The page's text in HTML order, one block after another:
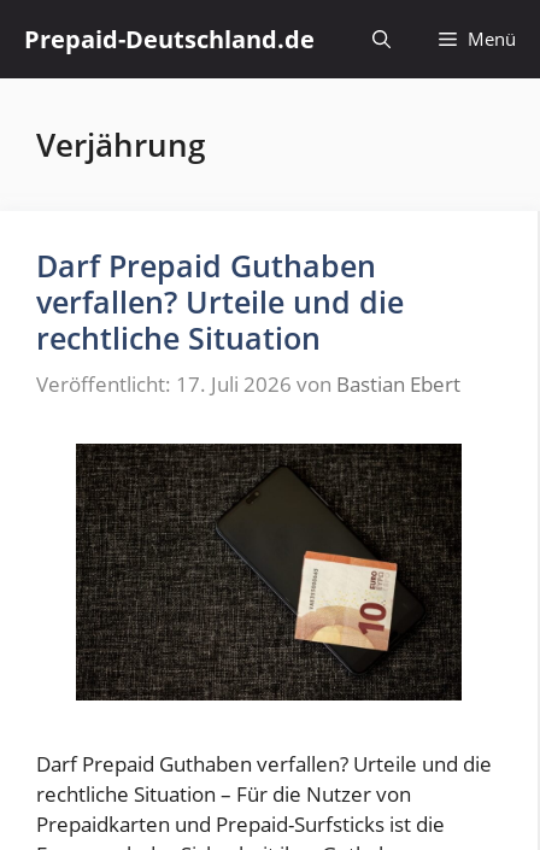
Inhalt
springen
Prepaid-Deutschland.de Menü
Verjährung
Darf Prepaid Guthaben
verfallen? Urteile und die
rechtliche Situation
Veröffentlicht: 17. Juli 2026 von Bastian Ebert
Darf Prepaid Guthaben verfallen? Urteile und die
rechtliche Situation – Für die Nutzer von
Prepaidkarten und Prepaid-Surfsticks ist die